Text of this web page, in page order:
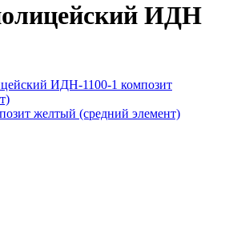
ИДН
желтый (средний элемент)